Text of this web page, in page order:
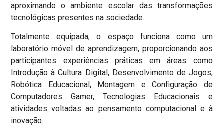
aproximando o ambiente escolar das transformações
tecnológicas presentes na sociedade.
Totalmente equipada, o espaço funciona como um
laboratório móvel de aprendizagem, proporcionando aos
participantes experiências práticas em áreas como
Introdução à Cultura Digital, Desenvolvimento de Jogos,
Robótica Educacional, Montagem e Configuração de
Computadores Gamer, Tecnologias Educacionais e
atividades voltadas ao pensamento computacional e à
inovação.